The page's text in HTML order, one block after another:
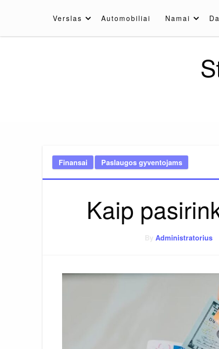
Verslas Automobiliai Namai
Finansai Paslaugos gyventojams
Kaip
ByAdministratorius